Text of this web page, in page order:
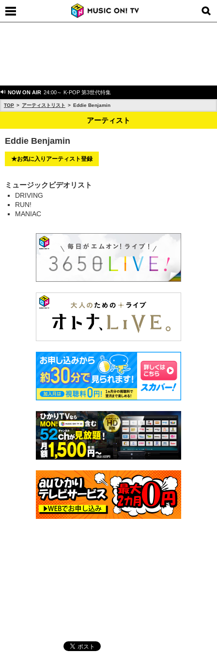
NOW ON AIR 24:00～ K-POP 第3世代特集
TOP アーティストリスト Eddie Benjamin
アーティスト
Eddie Benjamin
★お気に入りアーティスト登録
ミュージックビデオリスト
DRIVING
RUN!
MANIAC